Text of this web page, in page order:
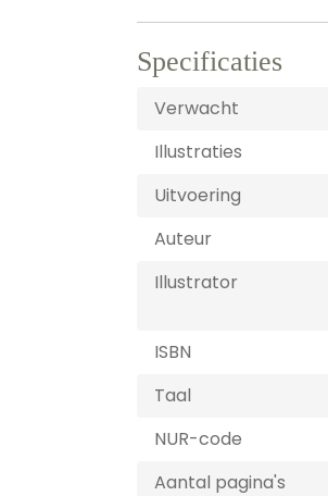
Specificaties
Verwacht
Illustraties
Uitvoering
Auteur
Illustrator
ISBN
Taal
NUR-code
Aantal pagina's